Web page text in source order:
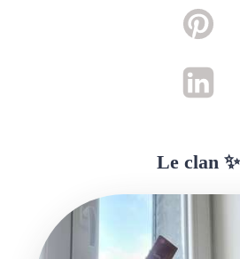
Le clan ✨